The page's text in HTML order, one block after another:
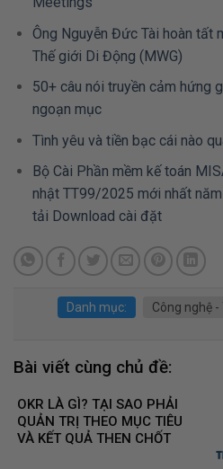
Ông Nguyễn Đức Tài hoàn tất
Thế giới Di Động (MWG)
50+ câu nói truyền cảm hứng
ngoạn mục
Tình yêu và tiền bạc cái nào
Bộ Cài Phần mềm kế toán
nhật TT99/2025 mới nhất
tải Download cài đặt
Danh mục: Công nghệ
Bài viết cùng chủ đề:
OKR LÀ GÌ? TẠI SAO PHẢI
QUẢN TRỊ THEO MỤC TIÊU
VÀ KẾT QUẢ THEN CHỐT